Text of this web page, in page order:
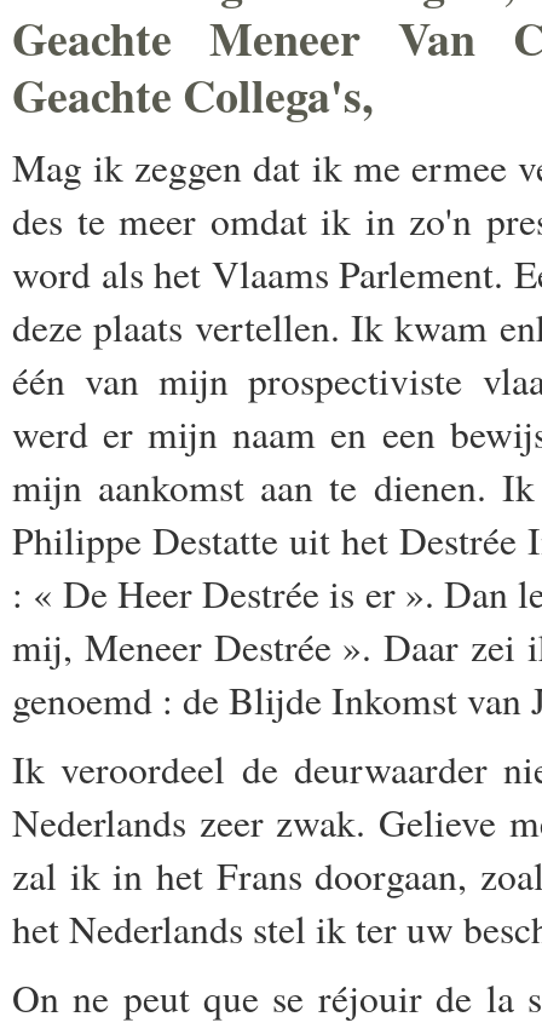
Geachte Meneer Van
Geachte Collega's,
Mag ik zeggen dat ik me ermee
des te meer omdat ik in zo'n
word als het Vlaams Parlement.
deze plaats vertellen. Ik kwam
één van mijn prospectiviste
werd er mijn naam en een
mijn aankomst aan te dienen.
Philippe Destatte uit het Destrée
: « De Heer Destrée is er ». Dan
mij, Meneer Destrée ». Daar
genoemd : de Blijde Inkomst van
Ik veroordeel de deurwaarder
Nederlands zeer zwak. Gelieve
zal ik in het Frans doorgaan,
het Nederlands stel ik ter uw
On ne peut que se réjouir de la